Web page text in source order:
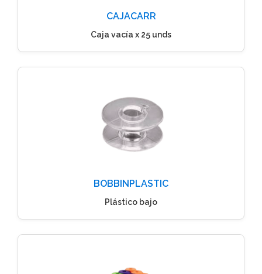
CAJACARR
Caja vacía x 25 unds
BOBBINPLASTIC
Plástico bajo